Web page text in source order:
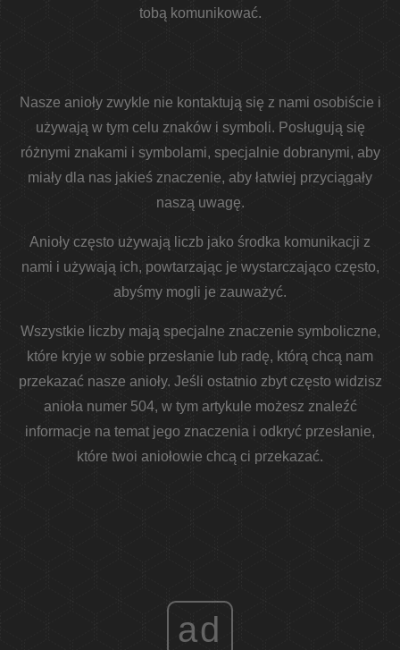
tobą komunikować.
Nasze anioły zwykle nie kontaktują się z nami osobiście i
używają w tym celu znaków i symboli. Posługują się
różnymi znakami i symbolami, specjalnie dobranymi, aby
miały dla nas jakieś znaczenie, aby łatwiej przyciągały
naszą uwagę.
Anioły często używają liczb jako środka komunikacji z
nami i używają ich, powtarzając je wystarczająco często,
abyśmy mogli je zauważyć.
Wszystkie liczby mają specjalne znaczenie symboliczne,
które kryje w sobie przesłanie lub radę, którą chcą nam
przekazać nasze anioły. Jeśli ostatnio zbyt często widzisz
anioła numer 504, w tym artykule możesz znaleźć
informacje na temat jego znaczenia i odkryć przesłanie,
które twoi aniołowie chcą ci przekazać.
ad